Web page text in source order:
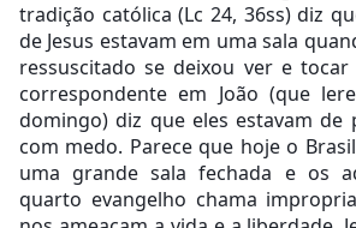
tradição católica (Lc 24, 36ss) diz
de Jesus estavam em uma sala
ressuscitado se deixou ver e
correspondente em João (que
domingo) diz que eles estavam de
com medo. Parece que hoje o
uma grande sala fechada e os
quarto evangelho chama